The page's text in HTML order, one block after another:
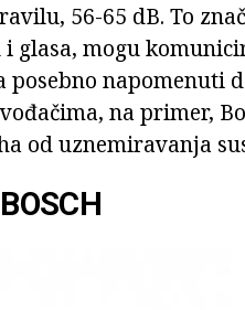
56-65 dB. To
i glasa, mogu
napomenuti
na primer,
od uznemiravanja